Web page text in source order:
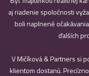
aj riadenie spoločnosti
boli naplnené
ďalších
V Mičíková & Partners si
klientom dostanú.